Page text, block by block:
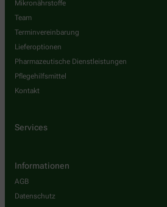
Mikronährstoffe
Team
Terminvereinbarung
Lieferoptionen
Pharmazeutische Dienstleistungen
Pflegehilfsmittel
Kontakt
Services
Informationen
AGB
Datenschutz